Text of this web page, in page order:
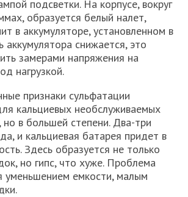
подсветки. На корпусе, вокруг
образуется белый налет,
в аккумуляторе, установленном в
аккумулятора снижается, это
замерами напряжения на
нагрузкой.
признаки сульфатации
кальциевых необслуживаемых
но в большей степени. Два-три
и кальциевая батарея придет в
Здесь образуется не только
но гипс, что хуже. Проблема
уменьшением емкости, малым